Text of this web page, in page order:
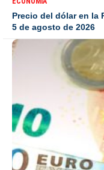
Precio del dólar en la
5 de agosto de 2026